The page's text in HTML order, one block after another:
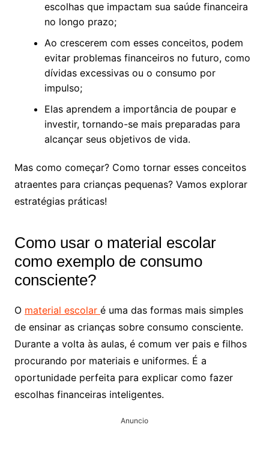
escolhas que impactam sua saúde financeira
no longo prazo;
Ao crescerem com esses conceitos, podem
evitar problemas financeiros no futuro, como
dívidas excessivas ou o consumo por
impulso;
Elas aprendem a importância de poupar e
investir, tornando-se mais preparadas para
alcançar seus objetivos de vida.
Mas como começar? Como tornar esses conceitos
atraentes para crianças pequenas? Vamos explorar
estratégias práticas!
Como usar o material escolar
como exemplo de consumo
consciente?
O material escolar é uma das formas mais simples
de ensinar as crianças sobre consumo consciente.
Durante a volta às aulas, é comum ver pais e filhos
procurando por materiais e uniformes. É a
oportunidade perfeita para explicar como fazer
escolhas financeiras inteligentes.
Anuncio